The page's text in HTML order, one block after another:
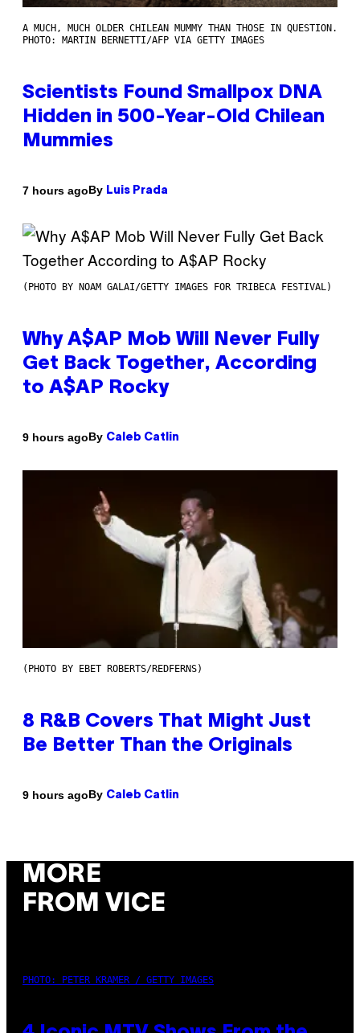
A MUCH, MUCH OLDER CHILEAN MUMMY THAN THOSE IN QUESTION.
PHOTO: MARTIN BERNETTI/AFP VIA GETTY IMAGES
Scientists Found Smallpox DNA
Hidden in 500-Year-Old Chilean
Mummies
7 hours agoBy Luis Prada
(PHOTO BY NOAM GALAI/GETTY IMAGES FOR TRIBECA FESTIVAL)
Why A$AP Mob Will Never Fully
Get Back Together, According
to A$AP Rocky
9 hours agoBy Caleb Catlin
(PHOTO BY EBET ROBERTS/REDFERNS)
8 R&B Covers That Might Just
Be Better Than the Originals
9 hours agoBy Caleb Catlin
MORE
FROM VICE
PHOTO: PETER KRAMER / GETTY IMAGES